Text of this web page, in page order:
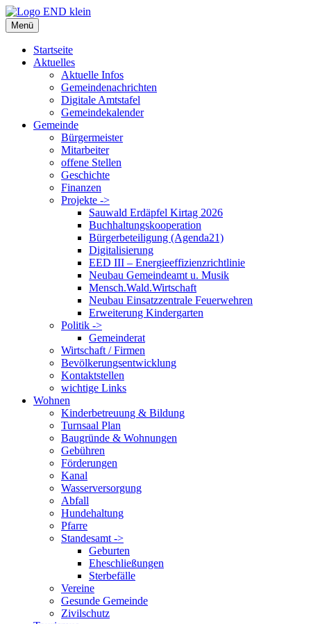
Zum
Inhalt
springen
Menü
Startseite
Aktuelles
Aktuelle Infos
Gemeindenachrichten
Digitale Amtstafel
Gemeindekalender
Gemeinde
Bürgermeister
Mitarbeiter
offene Stellen
Geschichte
Finanzen
Projekte ->
Sauwald Erdäpfel Kirtag 2026
Buchhaltungskooperation
Bürgerbeteiligung (Agenda21)
Digitalisierung
EED III – Energieeffizienzrichtlinie
Neubau Gemeindeamt u. Musik
Mensch.Wald.Wirtschaft
Neubau Einsatzzentrale Feuerwehren
Erweiterung Kindergarten
Politik ->
Gemeinderat
Wirtschaft / Firmen
Bevölkerungsentwicklung
Kontaktstellen
wichtige Links
Wohnen
Kinderbetreuung & Bildung
Turnsaal Plan
Baugründe & Wohnungen
Gebühren
Förderungen
Kanal
Wasserversorgung
Abfall
Hundehaltung
Pfarre
Standesamt ->
Geburten
Eheschließungen
Sterbefälle
Vereine
Gesunde Gemeinde
Zivilschutz